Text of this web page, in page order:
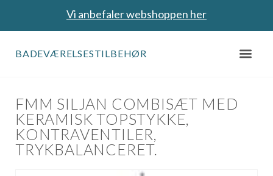
Vi anbefaler webshoppen her
BADEVÆRELSESTILBEHØR
FMM SILJAN COMBISÆT MED
KERAMISK TOPSTYKKE,
KONTRAVENTILER,
TRYKBALANCERET.